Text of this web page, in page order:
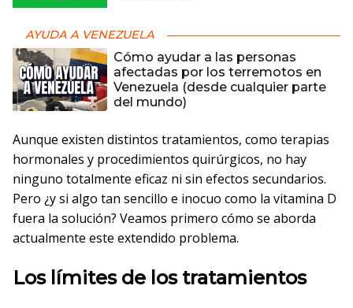
AYUDA A VENEZUELA
Cómo ayudar a las personas
afectadas por los terremotos en
Venezuela (desde cualquier parte
del mundo)
Aunque existen distintos tratamientos, como terapias
hormonales y procedimientos quirúrgicos, no hay
ninguno totalmente eficaz ni sin efectos secundarios.
Pero ¿y si algo tan sencillo e inocuo como la vitamina D
fuera la solución? Veamos primero cómo se aborda
actualmente este extendido problema.
Los límites de los tratamientos